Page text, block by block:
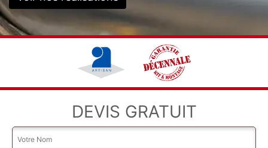
DEVIS GRATUIT